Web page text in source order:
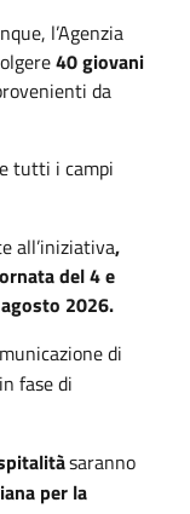
l’Agenzia
40 giovani
da
tutti i campi
all’iniziativa,
del 4 e
2026.
di
fase di
saranno
per la